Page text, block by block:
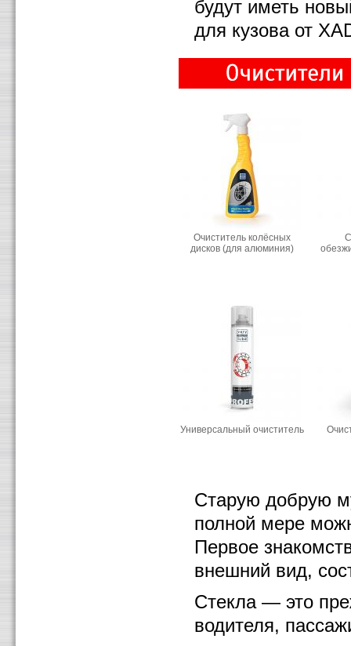
будут иметь
для кузова от
Очиститель колёсных
дисков (для алюминия)
Универсальный очиститель
Старую добрую
полной мере
Первое
внешний вид,
Стекла — это
водителя,